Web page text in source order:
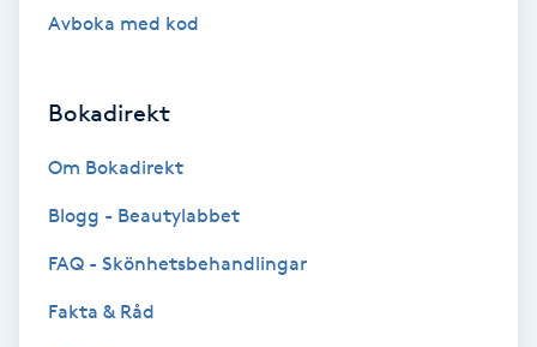
Hudvård
Hyperhidros
Hypnos
Avboka med kod
Bokadirekt
Om Bokadirekt
Blogg - Beautylabbet
FAQ - Skönhetsbehandlingar
Fakta & Råd